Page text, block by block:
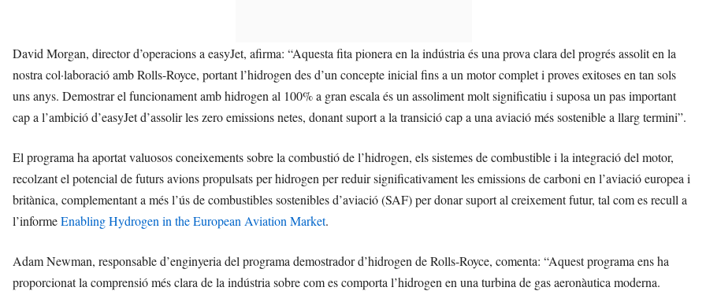
David Morgan, director d’operacions a easyJet, afirma: “Aquesta fita pionera en la indústria és una prova clara del progrés assolit en la
nostra col·laboració amb Rolls-Royce, portant l’hidrogen des d’un concepte inicial fins a un motor complet i proves exitoses en tan sols
uns anys. Demostrar el funcionament amb hidrogen al 100% a gran escala és un assoliment molt significatiu i suposa un pas important
cap a l’ambició d’easyJet d’assolir les zero emissions netes, donant suport a la transició cap a una aviació més sostenible a llarg termini”.
El programa ha aportat valuosos coneixements sobre la combustió de l’hidrogen, els sistemes de combustible i la integració del motor,
recolzant el potencial de futurs avions propulsats per hidrogen per reduir significativament les emissions de carboni en l’aviació europea i
britànica, complementant a més l’ús de combustibles sostenibles d’aviació (SAF) per donar suport al creixement futur, tal com es recull a
l’informeEnabling Hydrogen in the European Aviation Market.
Adam Newman, responsable d’enginyeria del programa demostrador d’hidrogen de Rolls-Royce, comenta: “Aquest programa ens ha
proporcionat la comprensió més clara de la indústria sobre com es comporta l’hidrogen en una turbina de gas aeronàutica moderna.